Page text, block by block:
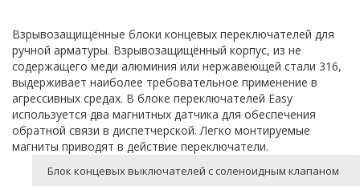
Взрывозащищённые блоки концевых переключателей для
ручной арматуры. Взрывозащищённый корпус, из не
содержащего меди алюминия или нержавеющей стали 316,
выдерживает наиболее требовательное применение в
агрессивных средах. В блоке переключателей Easy
используется два магнитных датчика для обеспечения
обратной связи в диспетчерской. Легко монтируемые
магниты приводят в действие переключатели.
Блок концевых выключателей с соленоидным клапаном